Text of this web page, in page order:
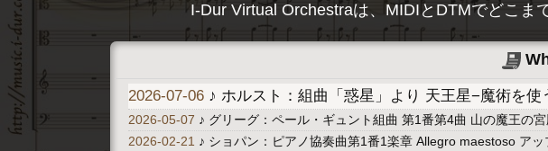
I-Dur Virtual Orchestraは、MIDIとDTMでどこま
2026-07-06 ♪ ホルスト：組曲「惑星」より 天王星−魔術を
2026-05-07 ♪ グリーグ：ペール・ギュント組曲 第1番第4曲 山の魔王の宮
2026-02-21 ♪ ショパン：ピアノ協奏曲第1番1楽章 Allegro maestoso アッ